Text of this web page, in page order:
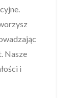
Nasze
i